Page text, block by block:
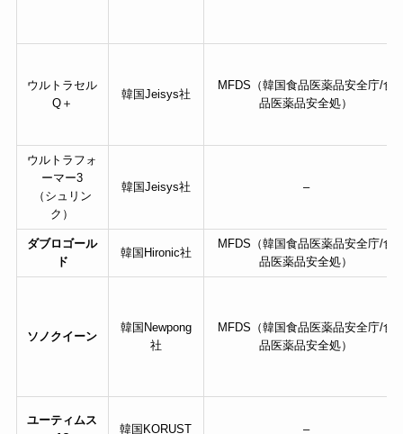
ウルトラセル
Q＋
韓国Jeisys社
MFDS（韓国食品医薬品安全庁/食
品医薬品安全処）
ウルトラフォ
ーマー3
（シュリン
ク）
韓国Jeisys社 –
ダブロゴール
ド
韓国Hironic社
MFDS（韓国食品医薬品安全庁/食
品医薬品安全処）
ソノクイーン
韓国Newpong
社
MFDS（韓国食品医薬品安全庁/食
品医薬品安全処）
ユーティムス
韓国KORUST
–